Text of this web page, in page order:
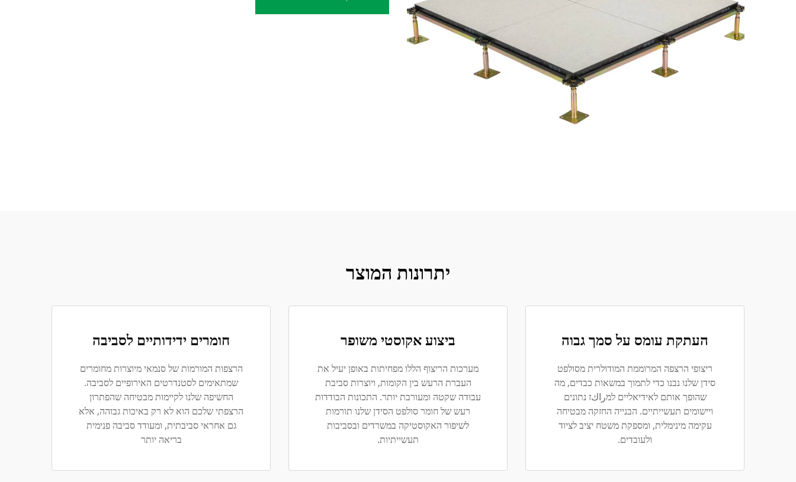
יתרונות המוצר
העתקת עומס על סמך גבוה
ריצופי הרצפה המרוממת המודולרית מסולפט
סידן שלנו נבנו כדי לתמוך במשאות כבדים, מה
שהופך אותם לאידיאליים למراكז נתונים
ויישומים תעשייתיים. הבנייה החזקה מבטיחה
עקימה מינימלית, ומספקת משטח יציב לציוד
ולעובדים.
ביצוע אקוסטי משופר
מערכות הריצוף הללו מפחיתות באופן יעיל את
העברת הרעש בין הקומות, ויוצרות סביבת
עבודה שקטה ומעורבת יותר. התכונות הבודדות
רעש של חומר סולפט הסידן שלנו תורמות
לשיפור האקוסטיקה במשרדים ובסביבות
תעשייתיות.
חומרים ידידותיים לסביבה
הרצפות המורמות של סנמאי מיוצרות מחומרים
שמתאימים לסטנדרטים האירופיים לסביבה.
החשיפה שלנו לקיימות מבטיחה שהפתרון
הרצפתי שלכם הוא לא רק באיכות גבוהה, אלא
גם אחראי סביבתית, ומעודד סביבה פנימית
בריאה יותר